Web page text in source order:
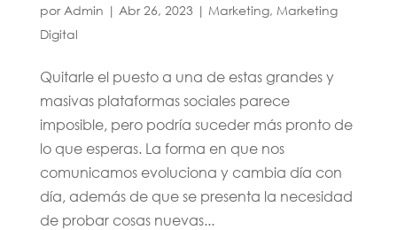
porAdmin | Abr 26, 2023 | Marketing, Marketing
Digital
Quitarle el puesto a una de estas grandes y
masivas plataformas sociales parece
imposible, pero podría suceder más pronto de
lo que esperas. La forma en que nos
comunicamos evoluciona y cambia día con
día, además de que se presenta la necesidad
de probar cosas nuevas...